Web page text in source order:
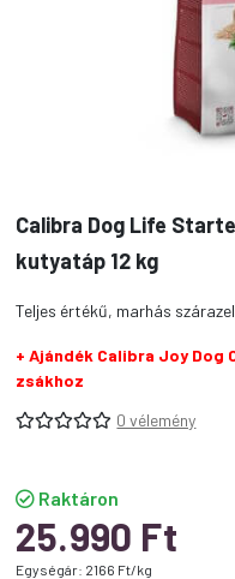
Calibra Dog Life
kutyatáp 12 kg
Teljes értékű, marhás
+ Ajándék Calibra Joy Dog
zsákhoz
0 vélemény
Raktáron
25.990 Ft
Egységár: 2166 Ft/kg